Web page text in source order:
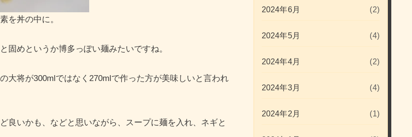
を丼の中に。
固めというか博多っぽい麺みたいですね。
大将が300mlではなく270mlで作った方が美味しいと言われ
良いかも、などと思いながら、スープに麺を入れ、ネギと
2024年6月 (2)
2024年5月 (4)
2024年4月 (2)
2024年3月 (4)
2024年2月 (1)